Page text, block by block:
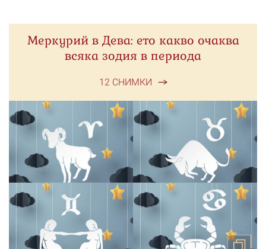
Меркурий в Дева: ето какво очаква
всяка зодия в периода
12 СНИМКИ